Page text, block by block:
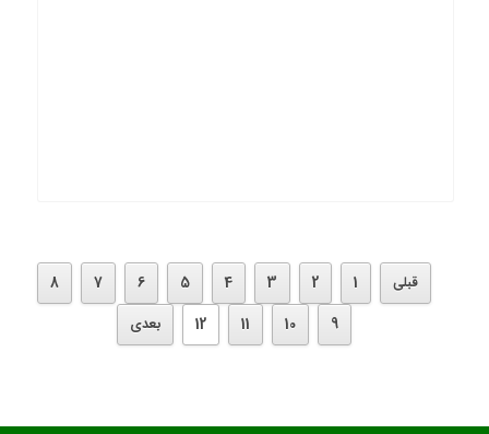
قبلی 1
2
3
4
5
6
7
8
9
10
11
12 بعدی